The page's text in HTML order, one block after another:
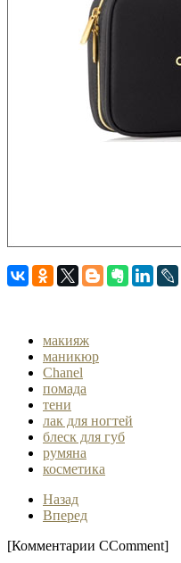
макияж
маникюр
Chanel
помада
тени
лак для ногтей
блеск для губ
румяна
косметика
Назад
Вперед
[Комментарии CComment]